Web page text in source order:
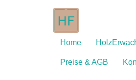
Home
Preise & AGB